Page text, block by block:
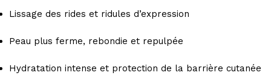
Lissage des rides et ridules d’expression
Peau plus ferme, rebondie et repulpée
Hydratation intense et protection de la barrière cutanée